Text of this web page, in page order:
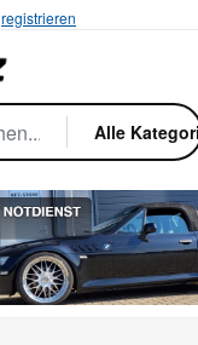
registrieren